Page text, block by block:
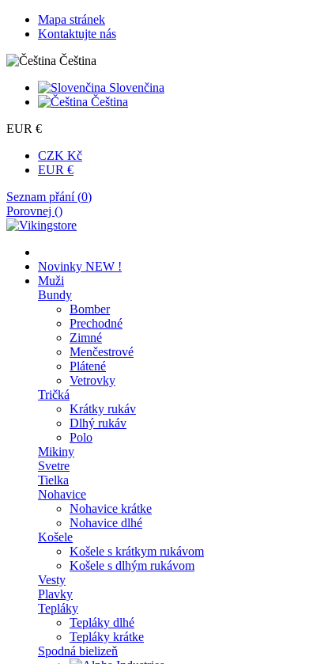
Mapa stránek
Kontaktujte nás
Čeština
Slovenčina
Čeština
EUR €
CZK Kč
EUR €
Seznam přání (0)
Porovnej ()
Novinky NEW !
Muži
Bundy
Bomber
Prechodné
Zimné
Menčestrové
Plátené
Vetrovky
Tričká
Krátky rukáv
Dlhý rukáv
Polo
Mikiny
Svetre
Tielka
Nohavice
Nohavice krátke
Nohavice dlhé
Košele
Košele s krátkym rukávom
Košele s dlhým rukávom
Vesty
Plavky
Tepláky
Tepláky dlhé
Tepláky krátke
Spodná bielizeň